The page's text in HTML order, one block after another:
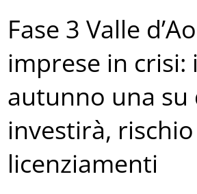
Fase 3 Valle
imprese in crisi:
autunno una su
investirà, rischio
licenziamenti